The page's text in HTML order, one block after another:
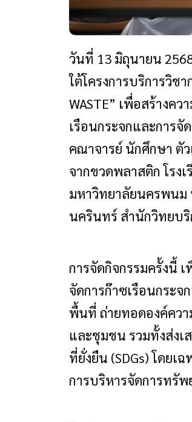
วันที่ 13 มิถุนายน
ใต้โครงการบริการวิช
WASTE” เพื่อสร้างค
เรือนกระจกและการ
คณาจารย์ นักศึกษา ตั
จากขวดพลาสติก โรง
มหาวิทยาลัยนครพน
นครินทร์ สำนักวิทยบ
การจัดกิจกรรมครั้งนี้
จัดการก๊าซเรือนกระ
พื้นที่ ถ่ายทอดองค์ควา
และชุมชน รวมทั้งส่ง
ที่ยั่งยืน (SDGs) โดย
การบริหารจัดการทรั